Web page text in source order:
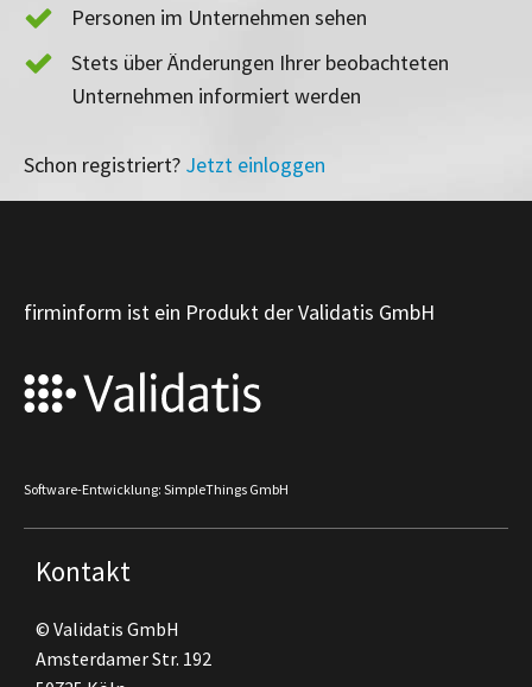
Personen im Unternehmen sehen
Stets über Änderungen Ihrer beobachteten
Unternehmen informiert werden
Schon registriert? Jetzt einloggen
firminform ist ein Produkt der Validatis GmbH
Software-Entwicklung: SimpleThings GmbH
Kontakt
© Validatis GmbH
Amsterdamer Str. 192